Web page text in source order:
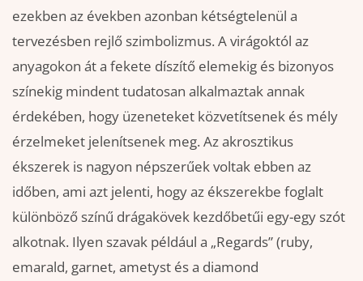
ezekben az években azonban kétségtelenül a
tervezésben rejlő szimbolizmus. A virágoktól az
anyagokon át a fekete díszítő elemekig és bizonyos
színekig mindent tudatosan alkalmaztak annak
érdekében, hogy üzeneteket közvetítsenek és mély
érzelmeket jelenítsenek meg. Az akrosztikus
ékszerek is nagyon népszerűek voltak ebben az
időben, ami azt jelenti, hogy az ékszerekbe foglalt
különböző színű drágakövek kezdőbetűi egy-egy szót
alkotnak. Ilyen szavak például a „Regards” (ruby,
emarald, garnet, ametyst és a diamond